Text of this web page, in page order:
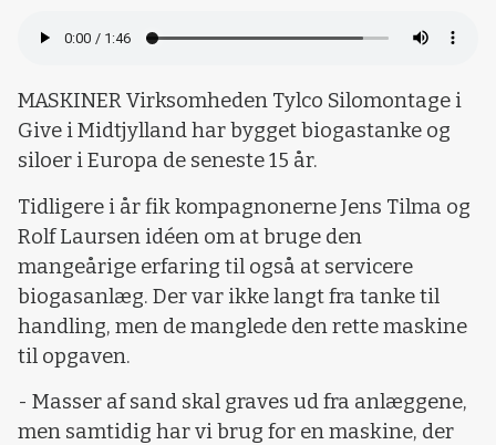
MASKINER Virksomheden Tylco Silomontage i
Give i Midtjylland har bygget biogastanke og
siloer i Europa de seneste 15 år.
Tidligere i år fik kompagnonerne Jens Tilma og
Rolf Laursen idéen om at bruge den
mangeårige erfaring til også at servicere
biogasanlæg. Der var ikke langt fra tanke til
handling, men de manglede den rette maskine
til opgaven.
- Masser af sand skal graves ud fra anlæggene,
men samtidig har vi brug for en maskine, der